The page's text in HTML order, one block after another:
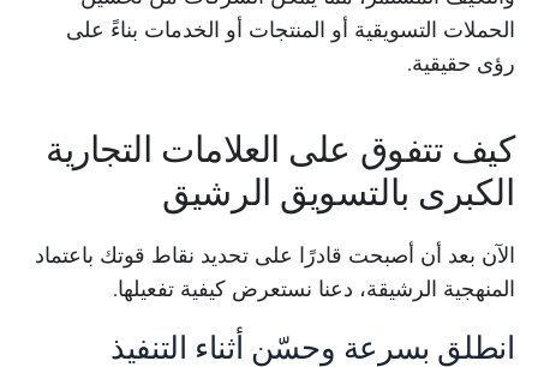
الحملات التسويقية أو المنتجات أو الخدمات بناءً على
رؤى حقيقية.
كيف تتفوق على العلامات التجارية
الكبرى بالتسويق الرشيق
الآن بعد أن أصبحت قادرًا على تحديد نقاط قوتك باعتماد
المنهجية الرشيقة، دعنا نستعرض كيفية تفعيلها.
انطلق بسرعة وحسّن أثناء التنفيذ